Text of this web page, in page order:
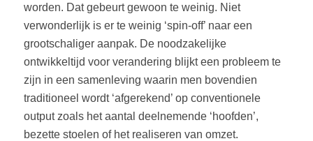
worden. Dat gebeurt gewoon te weinig. Niet
verwonderlijk is er te weinig ‘spin-off’ naar een
grootschaliger aanpak. De noodzakelijke
ontwikkeltijd voor verandering blijkt een probleem te
zijn in een samenleving waarin men bovendien
traditioneel wordt ‘afgerekend’ op conventionele
output zoals het aantal deelnemende ‘hoofden’,
bezette stoelen of het realiseren van omzet.